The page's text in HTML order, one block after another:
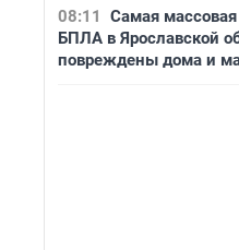
08:11
Самая массовая
БПЛА в Ярославской
повреждены дома и